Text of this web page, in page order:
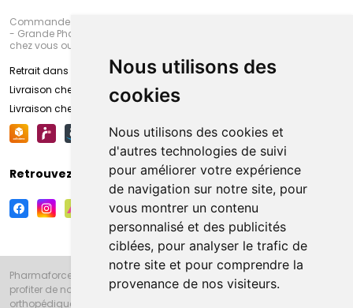
Nous utilisons des
cookies
Nous utilisons des cookies et
d'autres technologies de suivi
pour améliorer votre expérience
de navigation sur notre site, pour
vous montrer un contenu
personnalisé et des publicités
ciblées, pour analyser le trafic de
notre site et pour comprendre la
provenance de nos visiteurs.
Commandez en ligne et venez chercher votre commande à Amiens
- Grande Pharmacie d’Amiens (Fachon) ou recevez-là rapidement
chez vous ou en point retrait
Retrait dans la pharmacie d’Amiens
Livraison chez vous
Livraison chez votre commerçant
Retrouvez-nous sur vos réseaux sociaux
Pharmaforce.fr et la Grande Pharmacie d’Amiens vous souhaitent de
profiter de notre accueil, de nos conseils pharmaceutiques,
orthopédiques, homéopathiques, parapharmaceutiques, beauté et